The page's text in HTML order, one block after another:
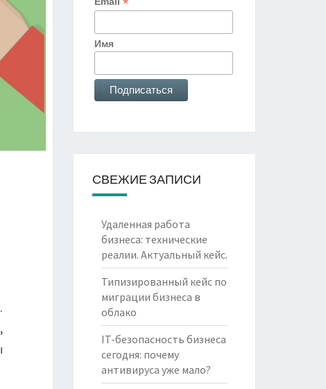
Имя
СВЕЖИЕ ЗАПИСИ
Удаленная работа
бизнеса: технические
реалии. Актуальный кейс.
Типизированный кейс по
миграции бизнеса в
облако
IT-безопасность бизнеса
сегодня: почему
антивируса уже мало?